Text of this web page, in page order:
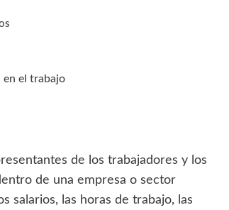
en el trabajo
de los trabajadores y los
de una empresa o sector
salarios, las horas de trabajo, las